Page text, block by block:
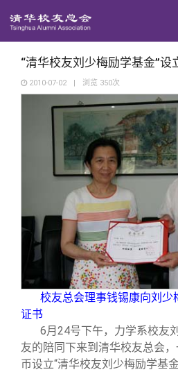
西南联大校友会
义工计划
媒体平台
《清华校友通讯》
《水木清华》
我要订阅
新媒体平台
百年清华
清华人物
清华故事
青春风采
校友讲坛
校友服务
终身学习
信息化服务
实用信息
校友总会
总会简介
总会章程
关闭
“清华校友刘少梅励学基金”设
2010-07-02 | 浏览 350次
校友总会理事钱锡康向刘少
证书
6月24号下午，力学系校友
友的陪同下来到清华校友总会
币设立“清华校友刘少梅励学基